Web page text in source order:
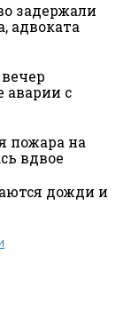
задержали
адвоката
аварии с
пожара на
вдвое
дожди и